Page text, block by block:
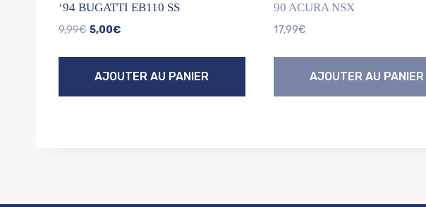
‘94 BUGATTI EB110 SS
9,99€ Le
initial
était :
9,99€.
5,00€Le
actuel
est :
5,00€.
AJOUTER AU PANIER
90 ACURA NSX
17,99€
AJOUTER AU PANIER